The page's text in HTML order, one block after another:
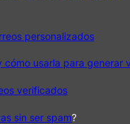
personalizados
usarla para generar
verificados
sin ser spam?